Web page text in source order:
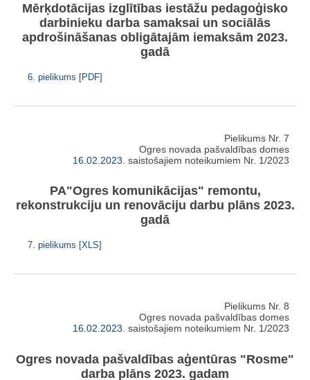
Mērķdotācijas izglītības iestāžu pedagoģisko
darbinieku darba samaksai un sociālās
apdrošināšanas obligātajām iemaksām 2023.
gadā
6. pielikums [PDF]
Pielikums Nr. 7
Ogres novada pašvaldības domes
16.02.2023. saistošajiem noteikumiem Nr. 1/2023
PA"Ogres komunikācijas" remontu,
rekonstrukciju un renovāciju darbu plāns 2023.
gadā
7. pielikums [XLS]
Pielikums Nr. 8
Ogres novada pašvaldības domes
16.02.2023. saistošajiem noteikumiem Nr. 1/2023
Ogres novada pašvaldības aģentūras "Rosme"
darba plāns 2023. gadam